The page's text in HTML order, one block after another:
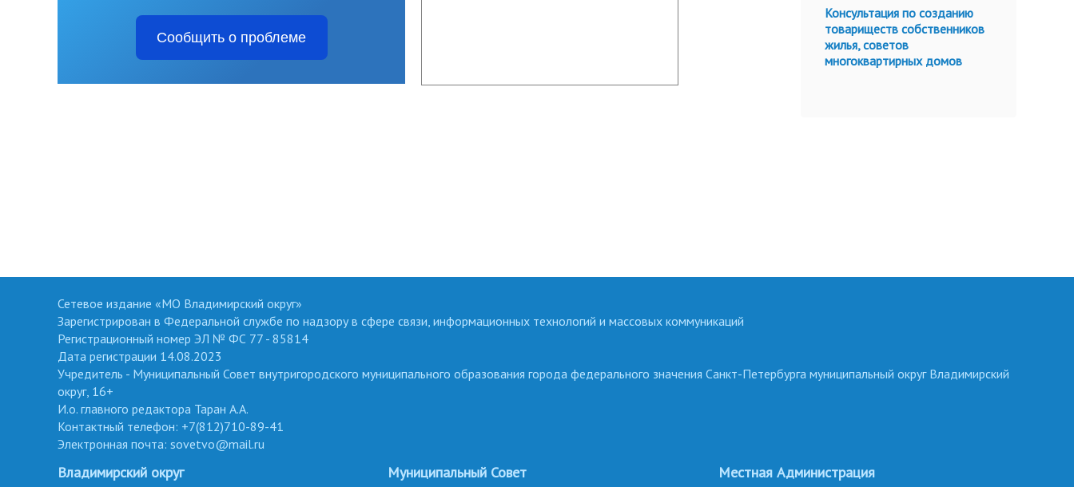
Сообщить о проблеме
Консультация по созданию
товариществ собственников
жилья, советов
многоквартирных домов
Сетевое издание «МО Владимирский округ»
Зарегистрирован в Федеральной службе по надзору в сфере связи, информационных технологий и массовых коммуникаций
Регистрационный номер ЭЛ № ФС 77 - 85814
Дата регистрации 14.08.2023
Учредитель - Муниципальный Совет внутригородского муниципального образования города федерального значения Санкт-Петербурга муниципальный округ Владимирский
округ, 16+
И.о. главного редактора Таран А.А.
Контактный телефон: +7(812)710-89-41
Электронная почта: sovetvo@mail.ru
Владимирский округ Муниципальный Совет Местная Администрация